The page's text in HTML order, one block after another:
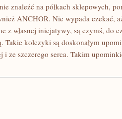
znaleźć na półkach sklepowych,
ANCHOR. Nie wypada czekać,
z własnej inicjatywy, są czymś, do
Takie kolczyki są doskonałym
ze szczerego serca. Takim